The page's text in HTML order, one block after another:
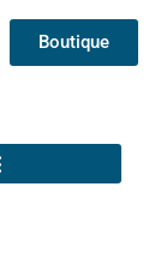
Boutique